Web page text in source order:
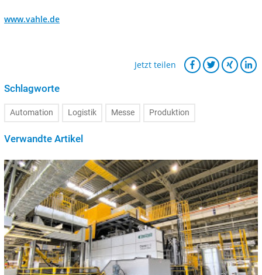
www.vahle.de
Jetzt teilen
Schlagworte
Automation Logistik Messe Produktion
Verwandte Artikel